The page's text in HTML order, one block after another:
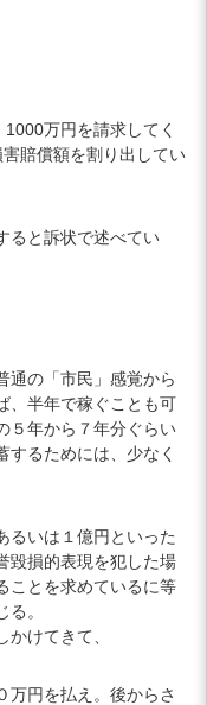
万円を請求してく
賠償額を割り出してい
ると訴状で述べてい
通の「市民」感覚から
、半年で稼ぐことも可
５年から７年分ぐらい
するためには、少なく
るいは１億円といった
毀損的表現を犯した場
ことを求めているに等
。
けてきて、
万円を払え。後からさ